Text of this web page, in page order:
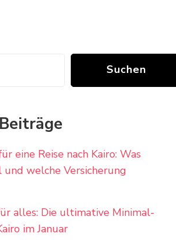
Suchen
eine Reise nach Kairo: Was
welche Versicherung
alles: Die ultimative Minimal-
im Januar